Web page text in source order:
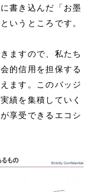
書き込んだ「お墨
いうところです。
ますので、私たち
的信用を担保する
ます。このバッジ
績を集積していく
享受できるエコシ